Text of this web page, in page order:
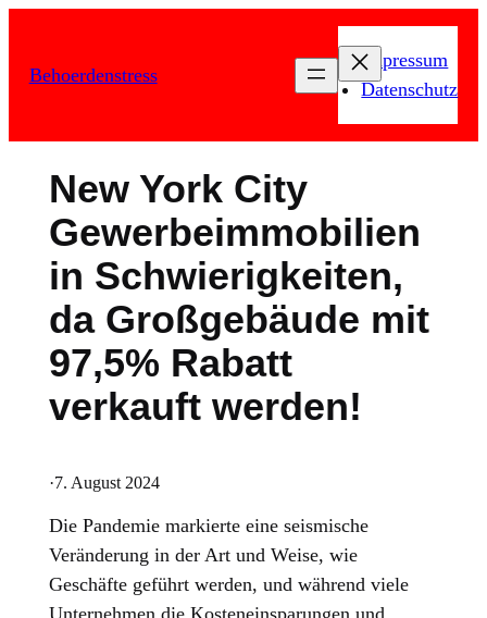
springen
Behoerdenstress
Impressum
Datenschutz
New York City
Gewerbeimmobilien
in Schwierigkeiten,
da Großgebäude mit
97,5% Rabatt
verkauft werden!
·7. August 2024
Die Pandemie markierte eine seismische
Veränderung in der Art und Weise, wie
Geschäfte geführt werden, und während viele